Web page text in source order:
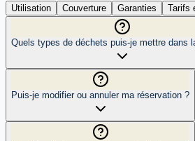
Utilisation
Couverture Garanties Tarifs
Quels types de déchets puis-je mettre dans
Puis-je modifier ou annuler ma réservation ?